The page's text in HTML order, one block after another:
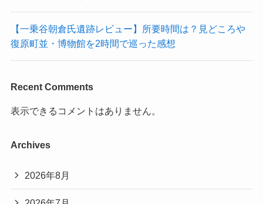
【一乗谷朝倉氏遺跡レビュー】所要時間は？見どころや
復原町並・博物館を2時間で巡った感想
Recent Comments
表示できるコメントはありません。
Archives
2026年8月